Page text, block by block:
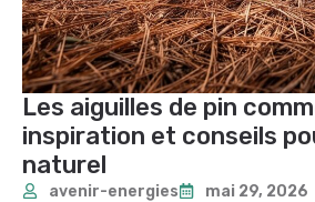
Les aiguilles de pin
inspiration et conseils
naturel
avenir-energies mai 29, 2026